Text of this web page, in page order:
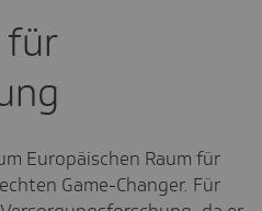
für
Europäischen Raum für
Game-Changer. Für